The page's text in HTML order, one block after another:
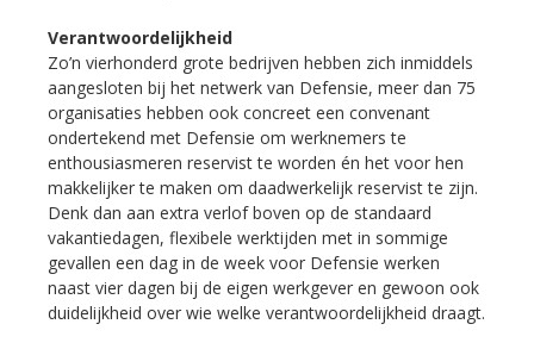
Verantwoordelijkheid
Zo’n vierhonderd grote bedrijven hebben zich inmiddels
aangesloten bij het netwerk van Defensie, meer dan 75
organisaties hebben ook concreet een convenant
ondertekend met Defensie om werknemers te
enthousiasmeren reservist te worden én het voor hen
makkelijker te maken om daadwerkelijk reservist te zijn.
Denk dan aan extra verlof boven op de standaard
vakantiedagen, flexibele werktijden met in sommige
gevallen een dag in de week voor Defensie werken
naast vier dagen bij de eigen werkgever en gewoon ook
duidelijkheid over wie welke verantwoordelijkheid draagt.